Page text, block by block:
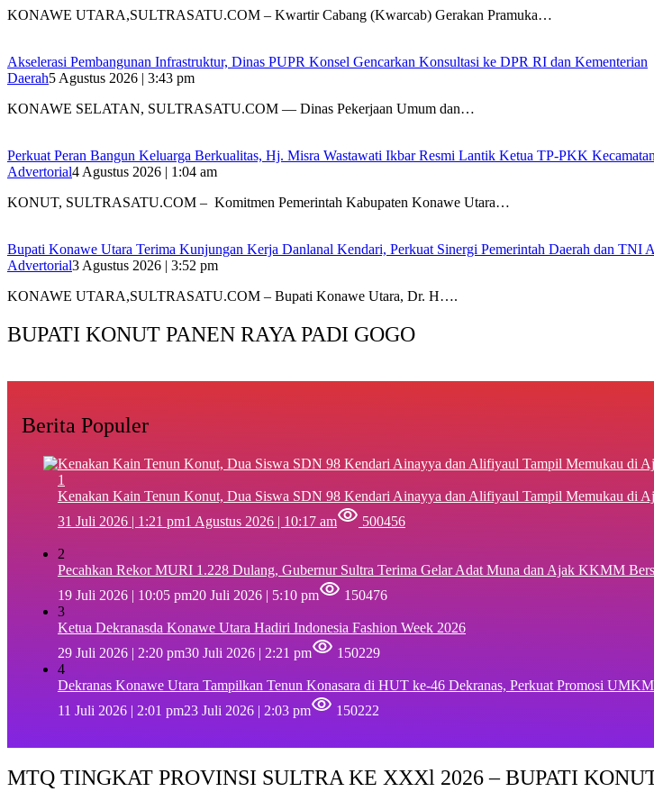
KONAWE UTARA,SULTRASATU.COM – Kwartir Cabang (Kwarcab) Gerakan Pramuka…
Akselerasi Pembangunan Infrastruktur, Dinas PUPR Konsel Gencarkan Konsultasi ke DPR RI dan Kementerian
Daerah5 Agustus 2026 | 3:43 pm
KONAWE SELATAN, SULTRASATU.COM — Dinas Pekerjaan Umum dan…
‎Perkuat Peran Bangun Keluarga Berkualitas, Hj. Misra Wastawati Ikbar Resmi Lantik Ketua TP-PKK
Advertorial4 Agustus 2026 | 1:04 am
‎KONUT, SULTRASATU.COM – Komitmen Pemerintah Kabupaten Konawe Utara…
Bupati Konawe Utara Terima Kunjungan Kerja Danlanal Kendari, Perkuat Sinergi Pemerintah Daerah dan TNI
Advertorial3 Agustus 2026 | 3:52 pm
‎KONAWE UTARA,SULTRASATU.COM – Bupati Konawe Utara, Dr. H….
BUPATI KONUT PANEN RAYA PADI GOGO
Berita Populer
1
‎Kenakan Kain Tenun Konut, Dua Siswa SDN 98 Kendari Ainayya dan Alifiyaul Tampil Memukau di
31 Juli 2026 | 1:21 pm1 Agustus 2026 | 10:17 am 500456
2
Pecahkan Rekor MURI 1.228 Dulang, Gubernur Sultra Terima Gelar Adat Muna dan Ajak KKMM
19 Juli 2026 | 10:05 pm20 Juli 2026 | 5:10 pm
150476
3
Ketua Dekranasda Konawe Utara Hadiri Indonesia Fashion Week 2026
29 Juli 2026 | 2:20 pm30 Juli 2026 | 2:21 pm
150229
4
Dekranas Konawe Utara Tampilkan Tenun Konasara di HUT ke-46 Dekranas, Perkuat Promosi
11 Juli 2026 | 2:01 pm23 Juli 2026 | 2:03 pm 150222
MTQ TINGKAT PROVINSI SULTRA KE XXXl 2026 – BUPATI